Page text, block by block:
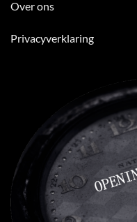
Over ons
Privacyverklaring